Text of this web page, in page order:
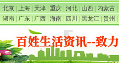
北京 上海 天津 重庆 河北 山西 内蒙古
湖南
广东 广西 海南 四川 黑龙江 贵州